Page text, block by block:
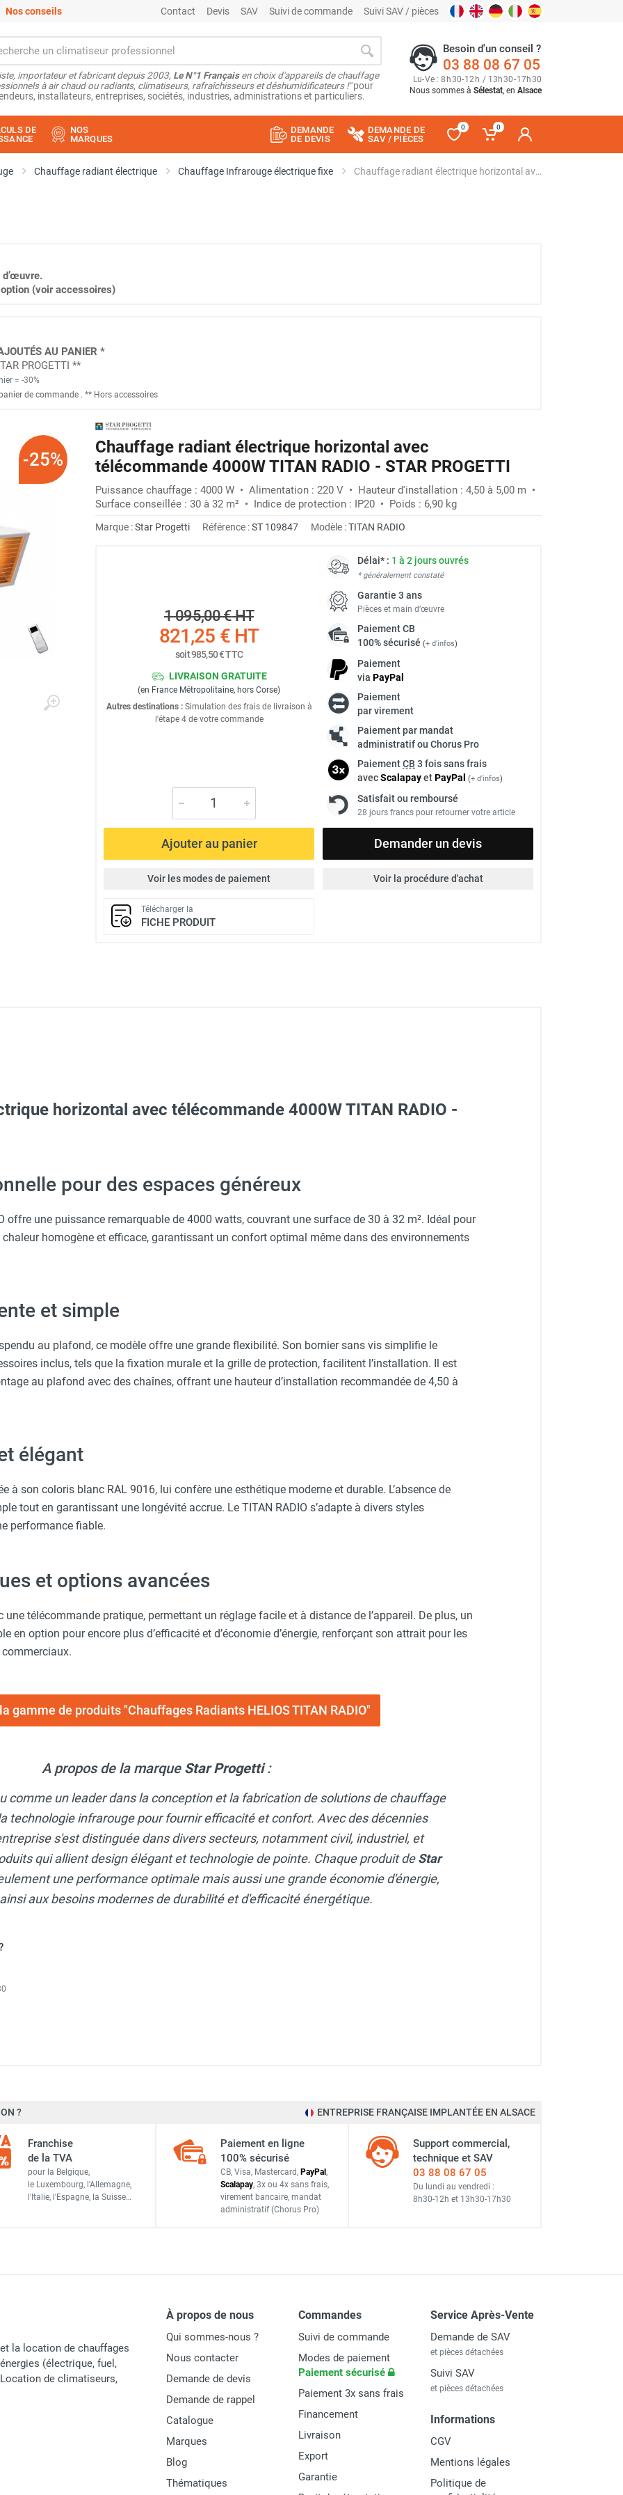
Nos conseils Contact Devis SAV Suivi de commande Suivi SAV / pièces
importateur et fabricant depuis 2003, Le N°1 Françaisen choix d'appareils de chauffage
à air chaud ou radiants, climatiseurs, rafraîchisseurs et déshumidificateurs !"pour
installateurs, entreprises, sociétés, industries, administrations et particuliers.
Besoin d'un conseil ?
03 88 08 67 05
Lu-Ve : 8h30-12h / 13h30-17h30
Nous sommes à Sélestat, en Alsace
DE
NOS
MARQUES
DEMANDE
DE DEVIS
DEMANDE DE
SAV / PIÈCES
0 0
Chauffage radiant électrique Chauffage Infrarouge électrique fixe Chauffage radiant électrique horizontal avec télécommande 4000W TITAN RADIO - STAR PROGETTI
(voir accessoires)
AU PANIER *
PROGETTI **
= -30%
de commande . ** Hors accessoires
-25%
Chauffage radiant électrique horizontal avec
télécommande 4000W TITAN RADIO - STAR PROGETTI
Puissance chauffage : 4000 W • Alimentation : 220 V • Hauteur d'installation : 4,50 à 5,00 m •
Surface conseillée : 30 à 32 m² • Indice de protection : IP20 • Poids : 6,90 kg
Marque :Star Progetti Référence :ST 109847 Modèle :TITAN RADIO
1 095,00 €HT
821,25 €HT
soit985,50 €TTC
LIVRAISON GRATUITE
(en France Métropolitaine, hors Corse)
Autres destinations :Simulation des frais de livraison à
l'étape 4 de votre commande
Délai* : 1 à 2 jours ouvrés
* généralement constaté
Garantie 3 ans
Pièces et main d’œuvre
PaiementCB
100% sécurisé (+ d'infos)
Paiement
via PayPal
Paiement
par virement
Paiement par mandat
administratif ou Chorus Pro
PaiementCB 3 fois sans frais
avecScalapayetPayPal (+ d'infos)
Satisfait ou remboursé
28 jours francs pour retourner votre article
Ajouter au panier Demander un devis
Voir les modes de paiement Voir la procédure d'achat
Télécharger la
FICHE PRODUIT
pour TITAN RADIO - STAR PROGETTI
BLUEAPP BOX max. 4000 W - STAR PROGETTI
- H 220 cm
- en tableau ou coffret 6 modules - STAR PROGETTI
protège-menton Smartguard PE 10H - HUSQVARNA
protège-menton Smartguard PE 10H - HUSQVARNA
horizontal avec télécommande 4000W TITAN RADIO -
pour des espaces généreux
offre une puissance remarquable de 4000 watts, couvrant une surface de 30 à 32 m². Idéal pour
homogène et efficace, garantissant un confort optimal même dans des environnements
et simple
au plafond, ce modèle offre une grande flexibilité. Son bornier sans vis simplifie le
inclus, tels que la fixation murale et la grille de protection, facilitent l’installation. Il est
au plafond avec des chaînes, offrant une hauteur d’installation recommandée de 4,50 à
élégant
à son coloris blanc RAL 9016, lui confère une esthétique moderne et durable. L’absence de
tout en garantissant une longévité accrue. Le TITAN RADIO s’adapte à divers styles
performance fiable.
et options avancées
télécommande pratique, permettant un réglage facile et à distance de l’appareil. De plus, un
en option pour encore plus d’efficacité et d’économie d’énergie, renforçant son attrait pour les
gamme de produits "Chauffages Radiants HELIOS TITAN RADIO"
A propos de la marque Star Progetti:
comme un leader dans la conception et la fabrication de solutions de chauffage
technologie infrarouge pour fournir efficacité et confort. Avec des décennies
s'est distinguée dans divers secteurs, notamment civil, industriel, et
qui allient design élégant et technologie de pointe. Chaque produit deStar
une performance optimale mais aussi une grande économie d'énergie,
aux besoins modernes de durabilité et d'efficacité énergétique.
Blanc Ral 9016
4000/220
20
Star Progetti
avec télécommande 4000W TITAN RADIO - STAR PROGETTI
avec télécommande 4000W TITAN RADIO - STAR PROGETTI
? ENTREPRISE FRANÇAISE IMPLANTÉE EN ALSACE
Franchise
de la TVA
pour la Belgique,
le Luxembourg, l'Allemagne,
l'Italie, l'Espagne, la Suisse…
Paiement en ligne
100% sécurisé
CB, Visa, Mastercard, PayPal ,
Scalapay, 3x ou 4x sans frais,
virement bancaire, mandat
administratif (Chorus Pro)
Support commercial,
technique et SAV
03 88 08 67 05
Du lundi au vendredi :
8h30-12h et 13h30-17h30
la location de chauffages
(électrique, fuel,
de climatiseurs,
À propos de nous
Qui sommes-nous ?
Nous contacter
Demande de devis
Demande de rappel
Catalogue
Marques
Blog
Thématiques
Commandes
Suivi de commande
Modes de paiement
Paiement sécurisé
Paiement 3x sans frais
Financement
Livraison
Export
Garantie
Service Après-Vente
Demande de SAV
et pièces détachées
Suivi SAV
et pièces détachées
Informations
CGV
Mentions légales
Politique de